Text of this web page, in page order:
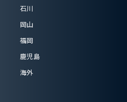
石川
岡山
福岡
鹿児島
海外